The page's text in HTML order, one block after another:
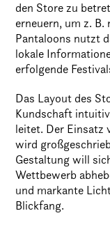
den Store zu
erneuern, um z. B.
Pantaloons nutzt
lokale
erfolgende
Das Layout des
Kundschaft
leitet. Der Einsatz
wird
Gestaltung will
Wettbewerb
und markante
Blickfang.